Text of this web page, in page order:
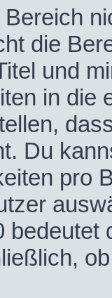
die
und
in die
Du
pro
bedeutet